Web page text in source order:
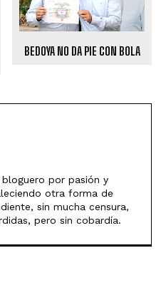
BEDOYA NO DA PIE CON BOLA
por pasión y
otra forma de
sin mucha censura,
pero sin cobardía.